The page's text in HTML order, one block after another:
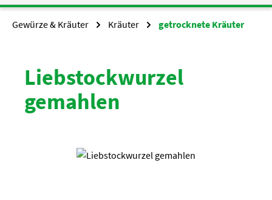
Gewürze & Kräuter Kräuter getrocknete Kräuter
Liebstockwurzel
gemahlen
Bildergalerie überspringen